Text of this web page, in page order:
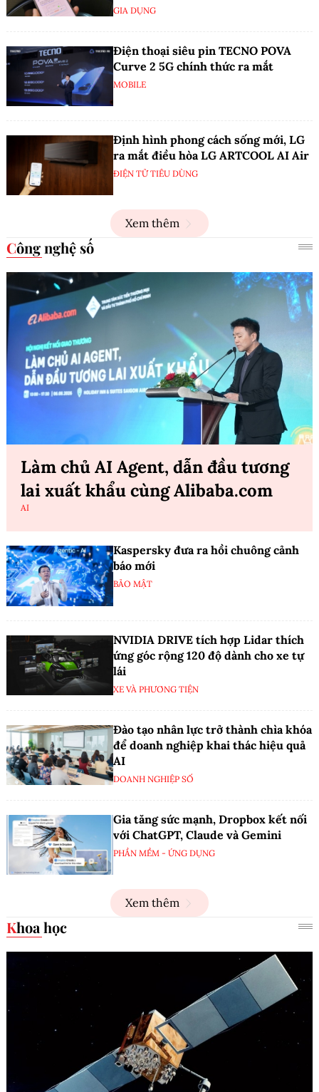
GIA DỤNG
Điện thoại siêu pin TECNO POVA
Curve 2 5G chính thức ra mắt
MOBILE
Định hình phong cách sống mới, LG
ra mắt điều hòa LG ARTCOOL AI Air
ĐIỆN TỬ TIÊU DÙNG
Xem thêm
Công nghệ số
Làm chủ AI Agent, dẫn đầu tương
lai xuất khẩu cùng Alibaba.com
AI
Kaspersky đưa ra hồi chuông cảnh
báo mới
BẢO MẬT
NVIDIA DRIVE tích hợp Lidar thích
ứng góc rộng 120 độ dành cho xe tự
lái
XE VÀ PHƯƠNG TIỆN
Đào tạo nhân lực trở thành chìa khóa
để doanh nghiệp khai thác hiệu quả
AI
DOANH NGHIỆP SỐ
Gia tăng sức mạnh, Dropbox kết nối
với ChatGPT, Claude và Gemini
PHẦN MỀM - ỨNG DỤNG
Xem thêm
Khoa học